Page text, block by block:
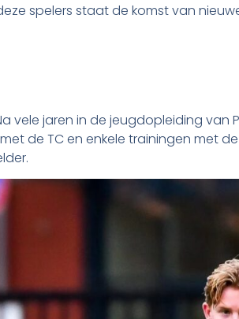
spelers staat de komst van
vele jaren in de jeugdopleiding van
de TC en enkele trainingen met